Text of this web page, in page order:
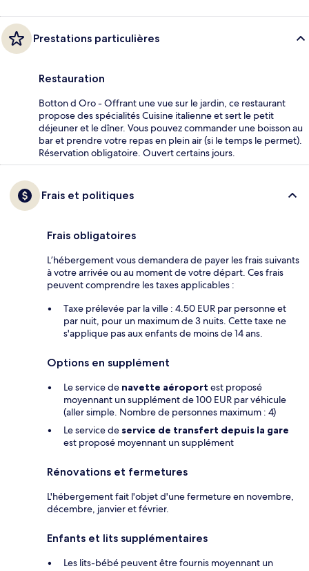
Prestations particulières
Restauration
Botton d Oro - Offrant une vue sur le jardin, ce restaurant
propose des spécialités Cuisine italienne et sert le petit
déjeuner et le dîner. Vous pouvez commander une boisson au
bar et prendre votre repas en plein air (si le temps le permet).
Réservation obligatoire. Ouvert certains jours.
Frais et politiques
Frais obligatoires
L’hébergement vous demandera de payer les frais suivants
à votre arrivée ou au moment de votre départ. Ces frais
peuvent comprendre les taxes applicables :
Taxe prélevée par la ville : 4.50 EUR par personne et
par nuit, pour un maximum de 3 nuits. Cette taxe ne
s'applique pas aux enfants de moins de 14 ans.
Options en supplément
Le service de navette aéroport est proposé
moyennant un supplément de 100 EUR par véhicule
(aller simple. Nombre de personnes maximum : 4)
Le service de service de transfert depuis la gare
est proposé moyennant un supplément
Rénovations et fermetures
L'hébergement fait l'objet d'une fermeture en novembre,
décembre, janvier et février.
Enfants et lits supplémentaires
Les lits-bébé peuvent être fournis moyennant un